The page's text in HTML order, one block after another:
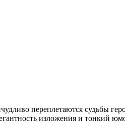
переплетаются судьбы
изложения и тонкий